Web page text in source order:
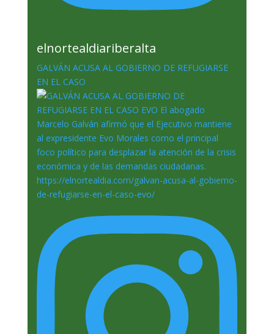
elnortealdiariberalta
GALVÁN ACUSA AL GOBIERNO DE REFUGIARSE
EN EL CASO